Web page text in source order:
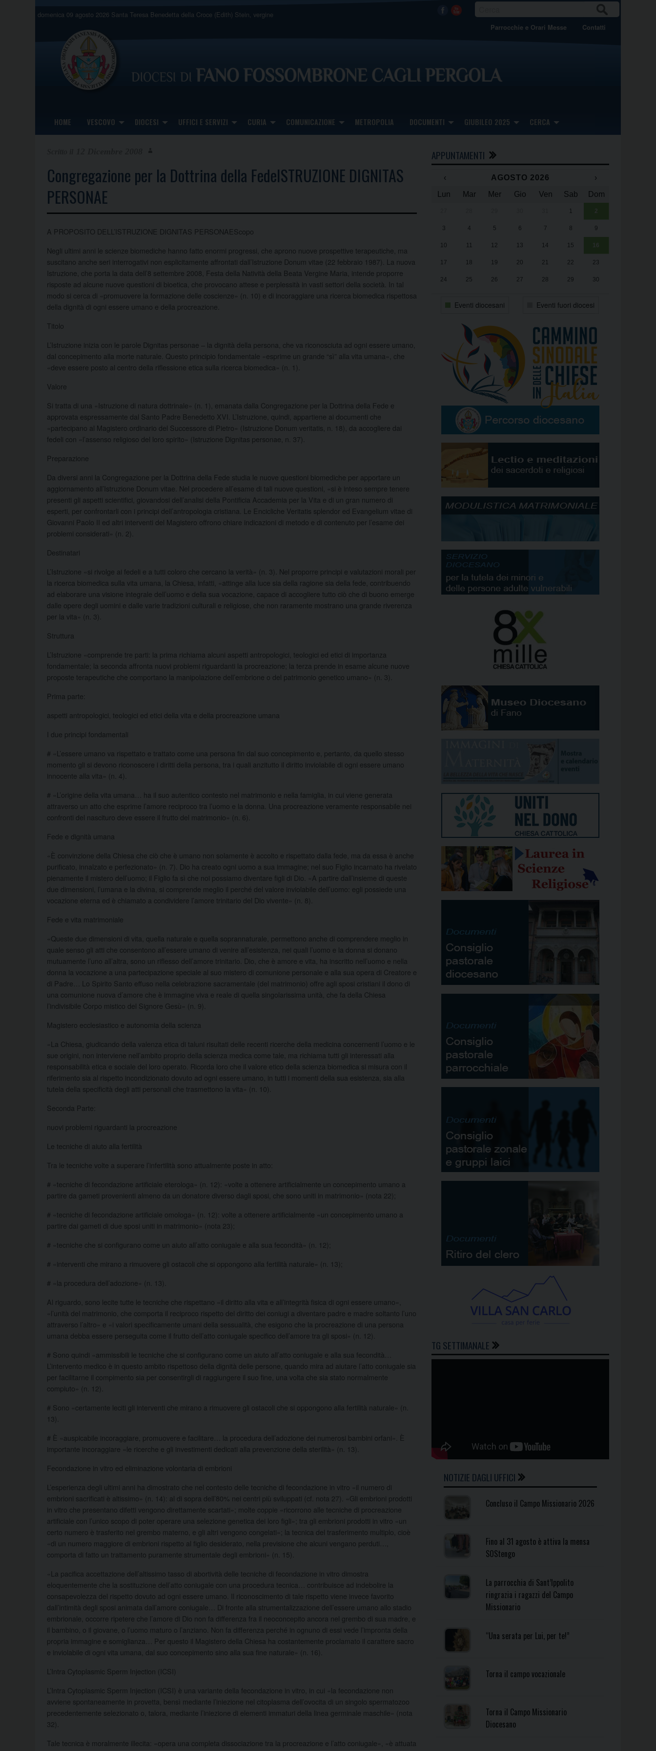
domenica 09 agosto 2026 Santa Teresa Benedetta della Croce (Edith) Stein, vergine Facebook
Youtube CA
Parrocchie e Orari Messe Contatti
HOME VESCOVO DIOCESI UFFICI E SERVIZI CURIA COMUNICAZIONE METROPOLIA DOCUMENTI GIUBILEO 2025 CERCA
Congregazione per la Dottrina della FedeISTRUZIONE DIGNITAS
PERSONAE
A PROPOSITO DELL’ISTRUZIONE DIGNITAS PERSONAEScopo
Negli ultimi anni le scienze biomediche hanno fatto enormi progressi, che aprono nuove prospettive terapeutiche, ma
suscitano anche seri interrogativi non esplicitamente affrontati dall’Istruzione Donum vitae (22 febbraio 1987). La nuova
Istruzione, che porta la data dell’8 settembre 2008, Festa della Natività della Beata Vergine Maria, intende proporre
risposte ad alcune nuove questioni di bioetica, che provocano attese e perplessità in vasti settori della società. In tal
modo si cerca di «promuovere la formazione delle coscienze» (n. 10) e di incoraggiare una ricerca biomedica rispettosa
della dignità di ogni essere umano e della procreazione.
Titolo
L’Istruzione inizia con le parole Dignitas personae – la dignità della persona, che va riconosciuta ad ogni essere umano,
dal concepimento alla morte naturale. Questo principio fondamentale «esprime un grande “sì” alla vita umana», che
«deve essere posto al centro della riflessione etica sulla ricerca biomedica» (n. 1).
Valore
Si tratta di una «Istruzione di natura dottrinale» (n. 1), emanata dalla Congregazione per la Dottrina della Fede e
approvata espressamente dal Santo Padre Benedetto XVI. L’Istruzione, quindi, appartiene ai documenti che
«partecipano al Magistero ordinario del Successore di Pietro» (Istruzione Donum veritatis, n. 18), da accogliere dai
fedeli con «l’assenso religioso del loro spirito» (Istruzione Dignitas personae, n. 37).
Preparazione
Da diversi anni la Congregazione per la Dottrina della Fede studia le nuove questioni biomediche per apportare un
aggiornamento all’Istruzione Donum vitae. Nel procedere all’esame di tali nuove questioni, «si è inteso sempre tenere
presenti gli aspetti scientifici, giovandosi dell’analisi della Pontificia Accademia per la Vita e di un gran numero di
esperti, per confrontarli con i principi dell’antropologia cristiana. Le Encicliche Veritatis splendor ed Evangelium vitae di
Giovanni Paolo II ed altri interventi del Magistero offrono chiare indicazioni di metodo e di contenuto per l’esame dei
problemi considerati» (n. 2).
Destinatari
L’Istruzione «si rivolge ai fedeli e a tutti coloro che cercano la verità» (n. 3). Nel proporre principi e valutazioni morali per
la ricerca biomedica sulla vita umana, la Chiesa, infatti, «attinge alla luce sia della ragione sia della fede, contribuendo
ad elaborare una visione integrale dell’uomo e della sua vocazione, capace di accogliere tutto ciò che di buono emerge
dalle opere degli uomini e dalle varie tradizioni culturali e religiose, che non raramente mostrano una grande riverenza
per la vita» (n. 3).
Struttura
L’Istruzione «comprende tre parti: la prima richiama alcuni aspetti antropologici, teologici ed etici di importanza
fondamentale; la seconda affronta nuovi problemi riguardanti la procreazione; la terza prende in esame alcune nuove
proposte terapeutiche che comportano la manipolazione dell’embrione o del patrimonio genetico umano» (n. 3).
Prima parte:
aspetti antropologici, teologici ed etici della vita e della procreazione umana
I due principi fondamentali
# «L’essere umano va rispettato e trattato come una persona fin dal suo concepimento e, pertanto, da quello stesso
momento gli si devono riconoscere i diritti della persona, tra i quali anzitutto il diritto inviolabile di ogni essere umano
innocente alla vita» (n. 4).
# «L’origine della vita umana… ha il suo autentico contesto nel matrimonio e nella famiglia, in cui viene generata
attraverso un atto che esprime l’amore reciproco tra l’uomo e la donna. Una procreazione veramente responsabile nei
confronti del nascituro deve essere il frutto del matrimonio» (n. 6).
Fede e dignità umana
«È convinzione della Chiesa che ciò che è umano non solamente è accolto e rispettato dalla fede, ma da essa è anche
purificato, innalzato e perfezionato» (n. 7). Dio ha creato ogni uomo a sua immagine; nel suo Figlio incarnato ha rivelato
pienamente il mistero dell’uomo; il Figlio fa sì che noi possiamo diventare figli di Dio. «A partire dall’insieme di queste
due dimensioni, l’umana e la divina, si comprende meglio il perché del valore inviolabile dell’uomo: egli possiede una
vocazione eterna ed è chiamato a condividere l’amore trinitario del Dio vivente» (n. 8).
Fede e vita matrimoniale
«Queste due dimensioni di vita, quella naturale e quella soprannaturale, permettono anche di comprendere meglio in
quale senso gli atti che consentono all’essere umano di venire all’esistenza, nei quali l’uomo e la donna si donano
mutuamente l’uno all’altra, sono un riflesso dell’amore trinitario. Dio, che è amore e vita, ha inscritto nell’uomo e nella
donna la vocazione a una partecipazione speciale al suo mistero di comunione personale e alla sua opera di Creatore e
di Padre… Lo Spirito Santo effuso nella celebrazione sacramentale (del matrimonio) offre agli sposi cristiani il dono di
una comunione nuova d’amore che è immagine viva e reale di quella singolarissima unità, che fa della Chiesa
l’indivisibile Corpo mistico del Signore Gesù» (n. 9).
Magistero ecclesiastico e autonomia della scienza
«La Chiesa, giudicando della valenza etica di taluni risultati delle recenti ricerche della medicina concernenti l’uomo e le
sue origini, non interviene nell’ambito proprio della scienza medica come tale, ma richiama tutti gli interessati alla
responsabilità etica e sociale del loro operato. Ricorda loro che il valore etico della scienza biomedica si misura con il
riferimento sia al rispetto incondizionato dovuto ad ogni essere umano, in tutti i momenti della sua esistenza, sia alla
tutela della specificità degli atti personali che trasmettono la vita» (n. 10).
Seconda Parte:
nuovi problemi riguardanti la procreazione
Le tecniche di aiuto alla fertilità
Tra le tecniche volte a superare l’infertilità sono attualmente poste in atto:
# «tecniche di fecondazione artificiale eterologa» (n. 12): «volte a ottenere artificialmente un concepimento umano a
partire da gameti provenienti almeno da un donatore diverso dagli sposi, che sono uniti in matrimonio» (nota 22);
# «tecniche di fecondazione artificiale omologa» (n. 12): volte a ottenere artificialmente «un concepimento umano a
partire dai gameti di due sposi uniti in matrimonio» (nota 23);
# «tecniche che si configurano come un aiuto all’atto coniugale e alla sua fecondità» (n. 12);
# «interventi che mirano a rimuovere gli ostacoli che si oppongono alla fertilità naturale» (n. 13);
# «la procedura dell’adozione» (n. 13).
Al riguardo, sono lecite tutte le tecniche che rispettano «il diritto alla vita e all’integrità fisica di ogni essere umano»,
«l’unità del matrimonio, che comporta il reciproco rispetto del diritto dei coniugi a diventare padre e madre soltanto l’uno
attraverso l’altro» e «i valori specificamente umani della sessualità, che esigono che la procreazione di una persona
umana debba essere perseguita come il frutto dell’atto coniugale specifico dell’amore tra gli sposi» (n. 12).
# Sono quindi «ammissibili le tecniche che si configurano come un aiuto all’atto coniugale e alla sua fecondità…
L’intervento medico è in questo ambito rispettoso della dignità delle persone, quando mira ad aiutare l’atto coniugale sia
per facilitarne il compimento sia per consentirgli di raggiungere il suo fine, una volta che sia stato normalmente
compiuto» (n. 12).
# Sono «certamente leciti gli interventi che mirano a rimuovere gli ostacoli che si oppongono alla fertilità naturale» (n.
13).
# È «auspicabile incoraggiare, promuovere e facilitare… la procedura dell’adozione dei numerosi bambini orfani». È
importante incoraggiare «le ricerche e gli investimenti dedicati alla prevenzione della sterilità» (n. 13).
Fecondazione in vitro ed eliminazione volontaria di embrioni
L’esperienza degli ultimi anni ha dimostrato che nel contesto delle tecniche di fecondazione in vitro «il numero di
embrioni sacrificati è altissimo» (n. 14): al di sopra dell’80% nei centri più sviluppati (cf. nota 27). «Gli embrioni prodotti
in vitro che presentano difetti vengono direttamente scartati»; molte coppie «ricorrono alle tecniche di procreazione
artificiale con l’unico scopo di poter operare una selezione genetica dei loro figli»; tra gli embrioni prodotti in vitro «un
certo numero è trasferito nel grembo materno, e gli altri vengono congelati»; la tecnica del trasferimento multiplo, cioè
«di un numero maggiore di embrioni rispetto al figlio desiderato, nella previsione che alcuni vengano perduti…,
comporta di fatto un trattamento puramente strumentale degli embrioni» (n. 15).
«La pacifica accettazione dell’altissimo tasso di abortività delle tecniche di fecondazione in vitro dimostra
eloquentemente che la sostituzione dell’atto coniugale con una procedura tecnica… contribuisce ad indebolire la
consapevolezza del rispetto dovuto ad ogni essere umano. Il riconoscimento di tale rispetto viene invece favorito
dall’intimità degli sposi animata dall’amore coniugale… Di fronte alla strumentalizzazione dell’essere umano allo stadio
embrionale, occorre ripetere che l’amore di Dio non fa differenza fra il neoconcepito ancora nel grembo di sua madre, e
il bambino, o il giovane, o l’uomo maturo o l’anziano. Non fa differenza perché in ognuno di essi vede l’impronta della
propria immagine e somiglianza… Per questo il Magistero della Chiesa ha costantemente proclamato il carattere sacro
e inviolabile di ogni vita umana, dal suo concepimento sino alla sua fine naturale» (n. 16).
L’Intra Cytoplasmic Sperm Injection (ICSI)
L’Intra Cytoplasmic Sperm Injection (ICSI) è una variante della fecondazione in vitro, in cui «la fecondazione non
avviene spontaneamente in provetta, bensì mediante l’iniezione nel citoplasma dell’ovocita di un singolo spermatozoo
precedentemente selezionato o, talora, mediante l’iniezione di elementi immaturi della linea germinale maschile» (nota
32).
Tale tecnica è moralmente illecita: «opera una completa dissociazione tra la procreazione e l’atto coniugale», «è attuata
APPUNTAMENTI
‹ AGOSTO 2026
›
Lun
Mar Mer Gio Ven Sab Dom
1 2
3 4 5 6 7 8 9
10 11 12 13 14 15 16
17 18 19 20 21 22 23
24 25 26 27 28 29 30
Eventi diocesani Eventi fuori diocesi
TG SETTIMANALE
NOTIZIE DAGLI UFFICI
Concluso il Campo Missionario 2026
Fino al 31 agosto è attiva la mensa
SOStengo
La parrocchia di Sant’Ippolito
ringrazia i ragazzi del Campo
Missionario
“Una serata per Lui, per te!”
Torna il campo vocazionale
Torna il Campo Missionario
Diocesano